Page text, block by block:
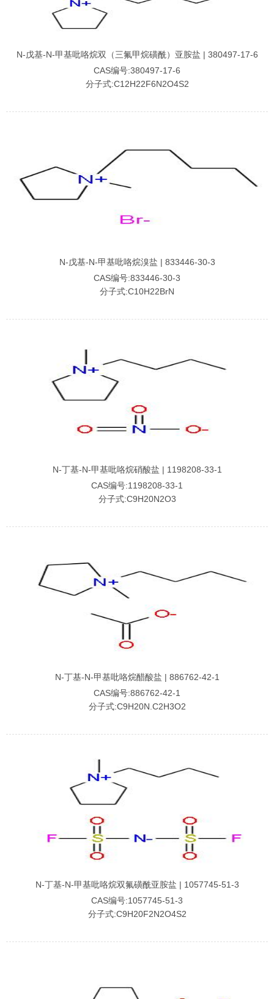
N-戊基-N-甲基吡咯烷双（三氟甲烷磺酰）亚胺盐 | 380497-17-6
CAS编号:380497-17-6
分子式:C12H22F6N2O4S2
N-戊基-N-甲基吡咯烷溴盐 | 833446-30-3
CAS编号:833446-30-3
分子式:C10H22BrN
N-丁基-N-甲基吡咯烷硝酸盐 | 1198208-33-1
CAS编号:1198208-33-1
分子式:C9H20N2O3
N-丁基-N-甲基吡咯烷醋酸盐 | 886762-42-1
CAS编号:886762-42-1
分子式:C9H20N.C2H3O2
N-丁基-N-甲基吡咯烷双氟磺酰亚胺盐 | 1057745-51-3
CAS编号:1057745-51-3
分子式:C9H20F2N2O4S2